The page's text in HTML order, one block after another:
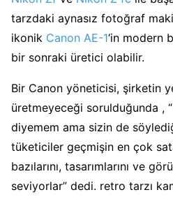
tarzdaki aynasız fotoğraf
ikonik Canon AE-1‘in modern
bir sonraki üretici olabilir.
Bir Canon yöneticisi, şirketin
üretmeyeceği sorulduğunda ,
diyemem ama sizin de
tüketiciler geçmişin en çok
bazılarını, tasarımlarını ve
seviyorlar” dedi. retro tarzı